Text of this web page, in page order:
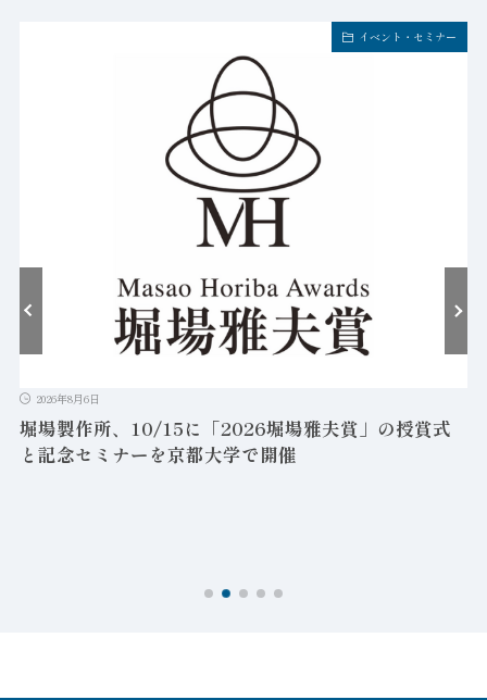
イベント・セミナー
2026年8月6日
堀場製作所、10/15に「2026堀場雅夫賞」の授賞式
と記念セミナーを京都大学で開催